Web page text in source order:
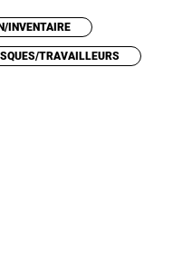
INVENTAIRE
TRAVAILLEURS